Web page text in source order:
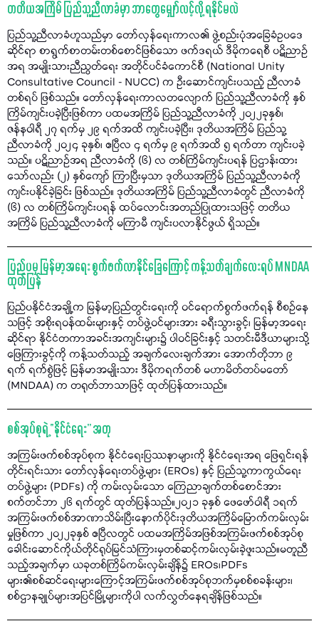
တတိယအကြိမ် ပြည်သူ့ညီလာခံမှာ ဘာတွေမျှော်လင့်လို့ ရနိုင်မလဲ
ပြည်သူ့ညီလာခံဟူသည်မှာ တော်လှန်ရေးကာလ၏ ဖွဲ့စည်းပုံအခြေခံဥပဒေ
ဆိုင်ရာ စာရွက်စာတမ်းတစ်စောင်ဖြစ်သော ဖက်ဒရယ် ဒီမိုကရေစီ ပဋိညာဉ်
အရ အမျိုးသားညီညွတ်ရေး အတိုင်ပင်ခံကောင်စီ (National Unity
Consultative Council - NUCC) က ဦးဆောင်ကျင်းပသည့် ညီလာခံ
တစ်ရပ် ဖြစ်သည်။ တော်လှန်ရေးကာလတလျောက် ပြည်သူ့ညီလာခံကို နှစ်
ကြိမ်ကျင်းပခဲ့ပြီးဖြစ်ကာ ပထမအကြိမ် ပြည်သူ့ညီလာခံကို ၂၀၂၂ခုနှစ်၊
ဇန်နဝါရီ ၂၇ ရက်မှ ၂၉ ရက်အထိ ကျင်းပခဲ့ပြီး၊ ဒုတိယအကြိမ် ပြည်သူ့
ညီလာခံကို ၂၀၂၄ ခုနှစ်၊ ဧပြီလ ၄ ရက်မှ ၉ ရက်အထိ ၅ ရက်တာ ကျင်းပခဲ့
သည်။ ပဋိညာဉ်အရ ညီလာခံကို (၆) လ တစ်ကြိမ်ကျင်းပရန် ပြဌာန်းထား
သော်လည်း (၂) နှစ်ကျော် ကြာပြီးမှသာ ဒုတိယအကြိမ် ပြည်သူ့ညီလာခံကို
ကျင်းပနိုင်ခဲ့ခြင်း ဖြစ်သည်။ ဒုတိယအကြိမ် ပြည်သူ့ညီလာခံတွင် ညီလာခံကို
(၆) လ တစ်ကြိမ်ကျင်းပရန် ထပ်လောင်းအတည်ပြုထားသဖြင့် တတိယ
အကြိမ် ပြည်သူ့ညီလာခံကို မကြာမီ ကျင်းပလာနိုင်ဖွယ် ရှိသည်။
ပြည်ပမှ မြန်မာ့အရေး စွက်ဖက်လာနိုင်ခြေကြောင့် ကန့်သတ်ချက်လေးရပ် MNDAA
ထုတ်ပြန်
ပြည်ပနိုင်ငံအချို့က မြန်မာ့ပြည်တွင်းရေးကို ဝင်ရောက်စွက်ဖက်ရန် စီစဉ်နေ
သဖြင့် အစိုးရဝန်ထမ်းများနှင့် တပ်ဖွဲ့ဝင်များအား ခရီးသွားခွင့်၊ မြန်မာ့အရေး
ဆိုင်ရာ နိုင်ငံတကာအခင်းအကျင်းများ၌ ပါဝင်ခြင်းနှင့် သတင်းမီဒီယာများသို့
ဖြေကြားခွင့်ကို ကန့်သတ်သည့် အချက်လေးချက်အား အောက်တိုဘာ ၉
ရက် ရက်စွဲဖြင့် မြန်မာအမျိုးသား ဒီမိုကရက်တစ် မဟာမိတ်တပ်မတော်
(MNDAA) က တရုတ်ဘာသာဖြင့် ထုတ်ပြန်ထားသည်။
စစ်အုပ်စုရဲ့ “နိုင်ငံရေး” အတု
အကြမ်းဖက်စစ်အုပ်စုက နိုင်ငံရေးပြဿနာများကို နိုင်ငံရေးအရ ဖြေရှင်းရန်
တိုင်းရင်းသား တော်လှန်ရေးတပ်ဖွဲ့များ (EROs) နှင့် ပြည်သူ့ကာကွယ်ရေး
တပ်ဖွဲ့များ (PDFs) ကို ကမ်းလှမ်းသော ကြေညာချက်တစ်စောင်အား
စက်တင်ဘာ ၂၆ ရက်တွင် ထုတ်ပြန်သည်။၂၀၂၁ ခုနှစ် ဖေဖော်ဝါရီ ၁ရက်
အကြမ်းဖက်စစ်အာဏာသိမ်းပြီးနောက်ပိုင်းဒုတိယအကြိမ်မြောက်ကမ်းလှမ်း
မှုဖြစ်ကာ ၂၀၂၂ခုနှစ် ဧပြီလတွင် ပထမအကြိမ်အဖြစ်အကြမ်းဖက်စစ်အုပ်စု
ခေါင်းဆောင်ကိုယ်တိုင်ရုပ်မြင်သံကြားမှတစ်ဆင့်ကမ်းလှမ်းခဲ့ဖူးသည်။မတူညီ
သည့်အချက်မှာ ယခုတစ်ကြိမ်ကမ်းလှမ်းချိန်၌ EROs၊PDFs
များ၏စစ်ဆင်ရေးများကြောင့်အကြမ်းဖက်စစ်အုပ်စုဘက်မှစစ်စခန်းများ၊
စစ်ဌာနချုပ်များအပြင်မြို့များကိုပါ လက်လွှတ်နေရချိန်ဖြစ်သည်။